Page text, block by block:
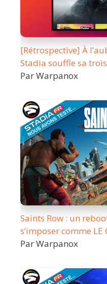
[Rétrospective] À
Stadia souffle sa
Par Warpanox
Saints Row : un
s’imposer comme
Par Warpanox